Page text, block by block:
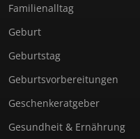
Familienalltag
Geburt
Geburtstag
Geburtsvorbereitungen
Geschenkeratgeber
Gesundheit & Ernährung